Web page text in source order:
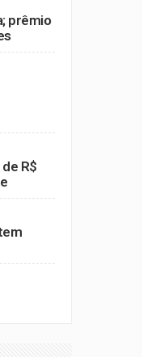
prêmio
R$